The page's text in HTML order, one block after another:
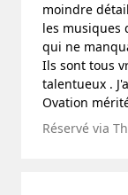
moindre
les musiques
qui ne
Ils sont tous
talentueux .
Ovation
Réservé via